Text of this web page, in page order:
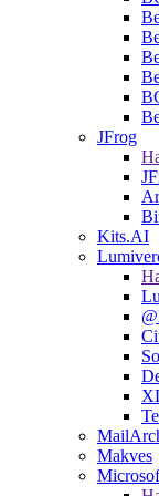
JFrog
Kits.AI
Makves